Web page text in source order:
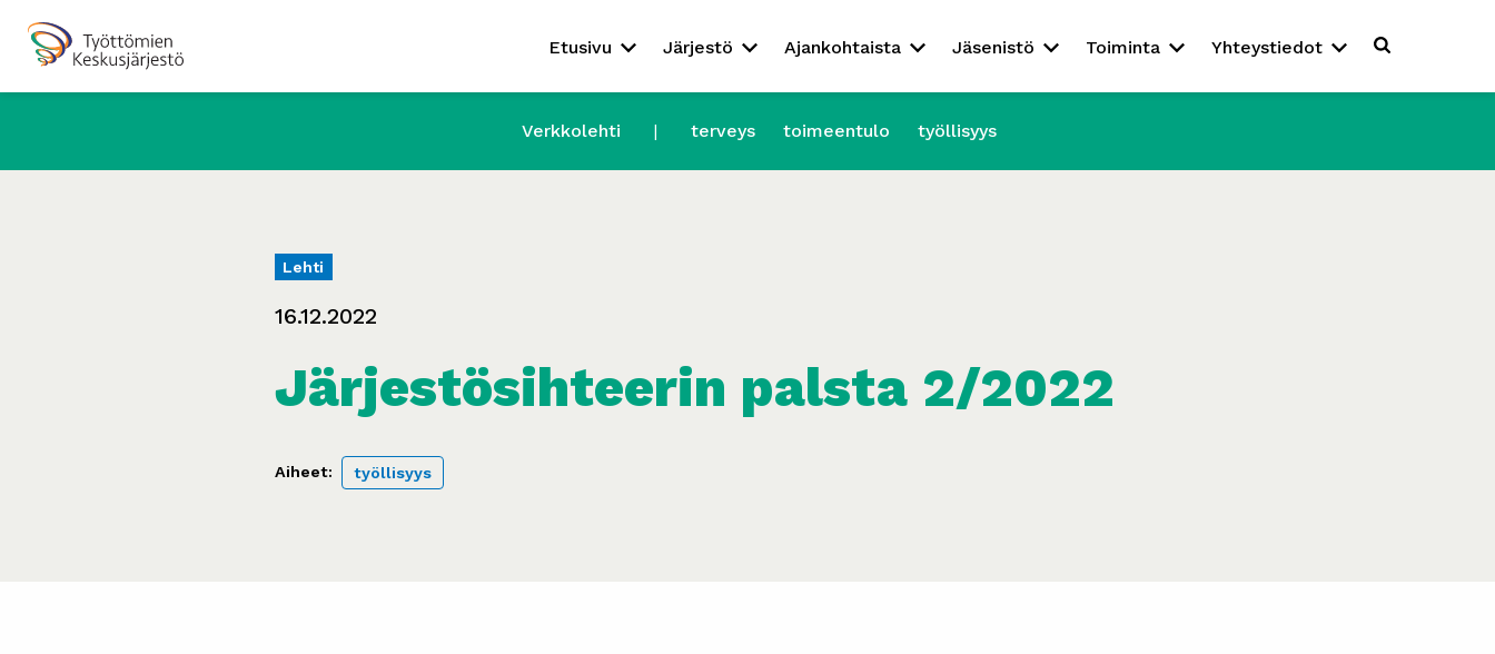
Etusivu Järjestö Ajankohtaista Jäsenistö Toiminta Yhteystiedot
Verkkolehti terveys toimeentulo työllisyys
Lehti
16.12.2022
Järjestösihteerin palsta 2/2022
Aiheet: työllisyys